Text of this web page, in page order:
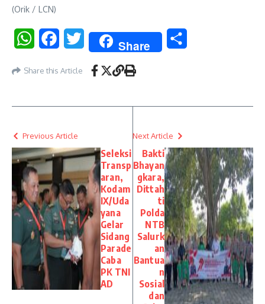
(Orik / LCN)
WhatsAppFacebookTwitter Share
Share this Article
Previous Article
Seleksi
Transp
aran,
Kodam
IX/Uda
yana
Gelar
Sidang
Parade
Caba
PK TNI
AD
Next Article
Bakti
Bhayan
gkara,
Dittah
ti
Polda
NTB
Salurk
an
Bantua
n
Sosial
dan